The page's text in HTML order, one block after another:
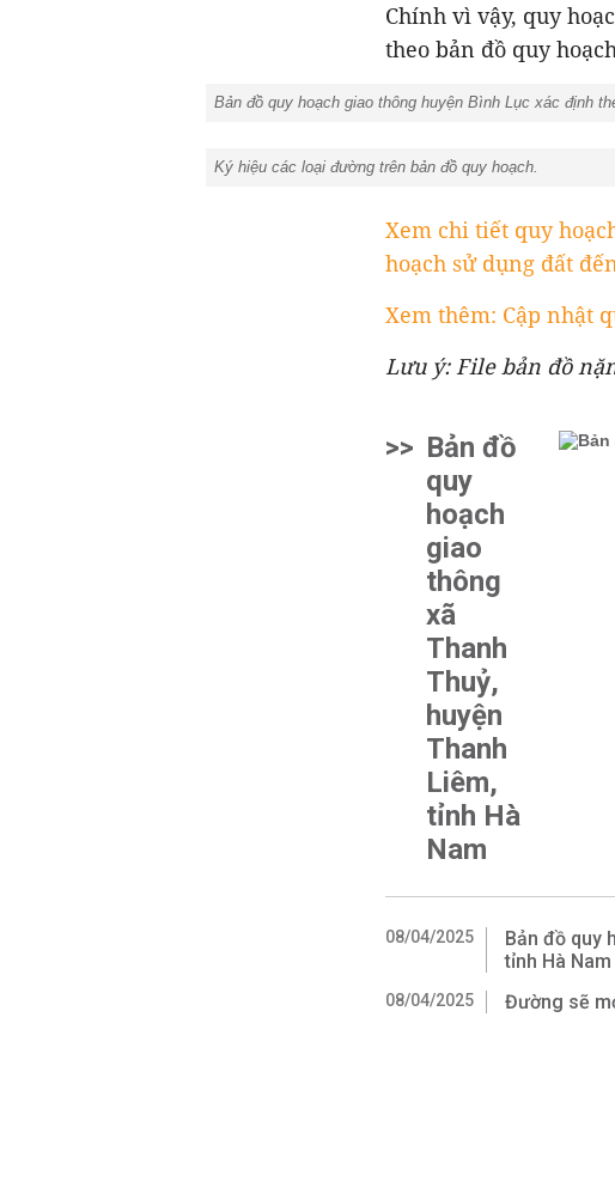
Chính vì vậy, quy
theo bản đồ quy
Bản đồ quy hoạch giao thông huyện Bình Lục xác định
Ký hiệu các loại đường trên bản đồ quy hoạch.
Xem chi tiết quy
hoạch sử dụng đất
Xem thêm: Cập nhật
Lưu ý: File bản đồ
>> Bản đồ
quy
hoạch
giao
thông
xã
Thanh
Thuỷ,
huyện
Thanh
Liêm,
tỉnh Hà
Nam
08/04/2025
Bản đồ quy
tỉnh Hà Nam
08/04/2025 Đường sẽ